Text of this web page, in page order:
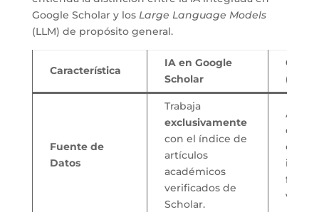
Google Scholar y los Large Language Models
(LLM) de propósito general.
Característica
IA en Google
Scholar
Fuente de
Datos
Trabaja
exclusivamente
con el índice de
artículos
académicos
verificados de
Scholar.
de
con